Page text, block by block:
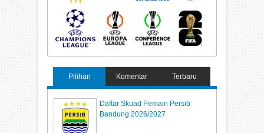
Pilihan Komentar Terbaru
Daftar Skuad Pemain Persib
Bandung 2026/2027